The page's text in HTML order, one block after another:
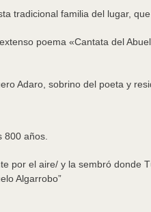
tradicional familia del lugar,
poema «Cantata del
Adaro, sobrino del poeta y
años.
el aire/ y la sembró donde
Algarrobo”